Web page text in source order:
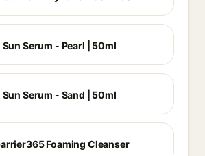
Serum - Pearl | 50ml
Serum - Sand | 50ml
Foaming Cleanser